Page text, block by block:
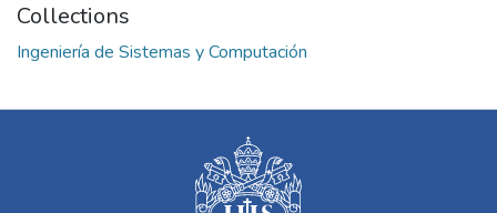
Collections
Ingeniería de Sistemas y Computación